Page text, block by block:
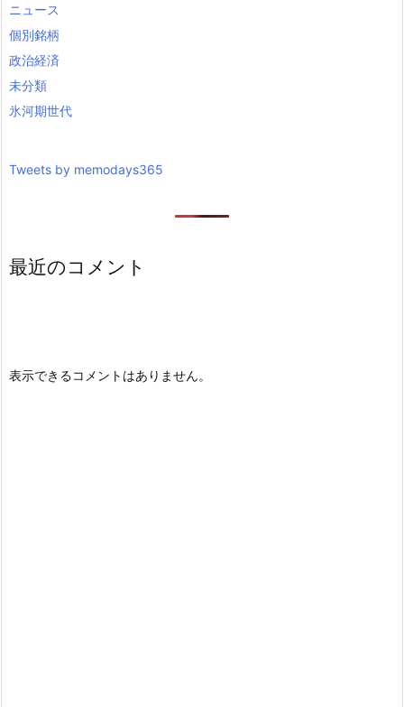
ニュース
個別銘柄
政治経済
未分類
氷河期世代
Tweets by memodays365
最近のコメント
表示できるコメントはありません。